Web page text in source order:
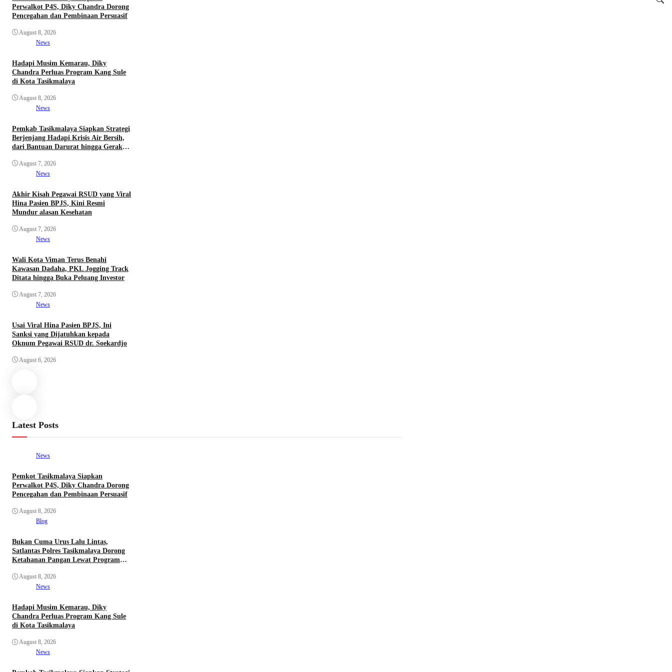
Perwalkot P4S, Diky Chandra Dorong
Pencegahan dan Pembinaan Persuasif
August 8, 2026
News
Hadapi Musim Kemarau, Diky
Chandra Perluas Program Kang Sule
di Kota Tasikmalaya
August 8, 2026
News
Pemkab Tasikmalaya Siapkan Strategi
Berjenjang Hadapi Krisis Air Bersih,
dari Bantuan Darurat hingga Gerakan
August 7, 2026
News
Akhir Kisah Pegawai RSUD yang Viral
Hina Pasien BPJS, Kini Resmi
Mundur alasan Kesehatan
August 7, 2026
News
Wali Kota Viman Terus Benahi
Kawasan Dadaha, PKL Jogging Track
Ditata hingga Buka Peluang Investor
August 7, 2026
News
Usai Viral Hina Pasien BPJS, Ini
Sanksi yang Dijatuhkan kepada
Oknum Pegawai RSUD dr. Soekardjo
August 6, 2026
Latest Posts
News
Pemkot Tasikmalaya Siapkan
Perwalkot P4S, Diky Chandra Dorong
Pencegahan dan Pembinaan Persuasif
August 8, 2026
Blog
Bukan Cuma Urus Lalu Lintas,
Satlantas Polres Tasikmalaya Dorong
Ketahanan Pangan Lewat Program
August 8, 2026
News
Hadapi Musim Kemarau, Diky
Chandra Perluas Program Kang Sule
di Kota Tasikmalaya
August 8, 2026
News